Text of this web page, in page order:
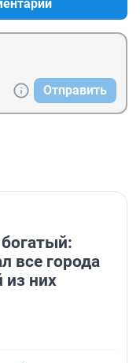
Отправить
все города
из них